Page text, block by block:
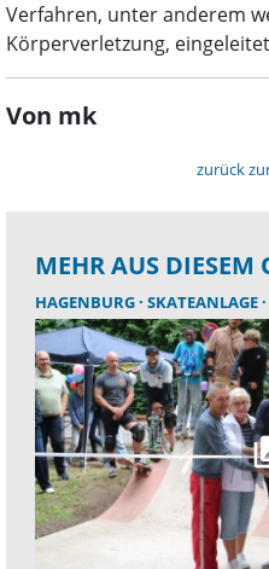
Verfahren, unter anderem
Körperverletzung,
Von mk
zurück
MEHR AUS DIESEM
HAGENBURG SKATEANLAGE